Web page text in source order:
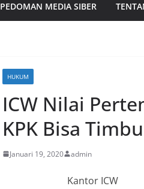
PEDOMAN MEDIA SIBER
HUKUM
ICW Nilai
KPK Bisa
Januari 19, 2020 admin
Kantor ICW